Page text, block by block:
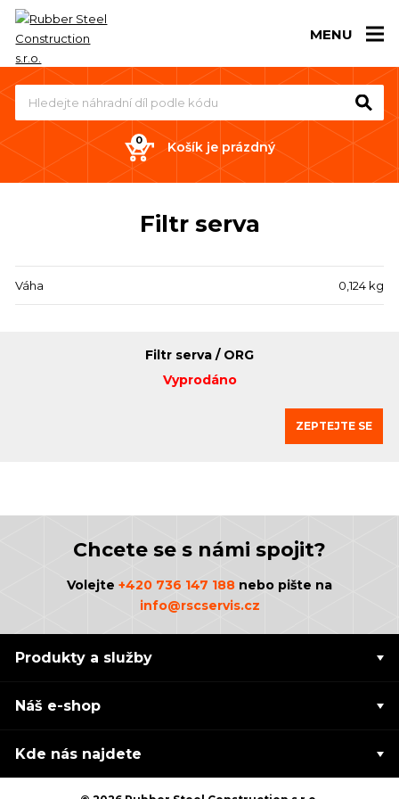
MENU
Košík je prázdný
Filtr serva
Váha 0,124 kg
Filtr serva / ORG
Vyprodáno
ZEPTEJTE SE
Chcete se s námi spojit?
Volejte +420 736 147 188 nebo pište na
info@rscservis.cz
Produkty a služby
Náš e-shop
Kde nás najdete